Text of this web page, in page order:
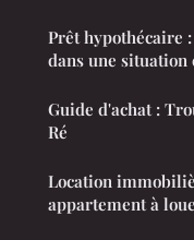
Prêt hypothécaire
dans une situation
Guide d'achat :
Ré
Location
appartement à